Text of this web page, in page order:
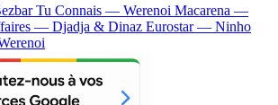
Tu Connais — Werenoi Macarena —
— Djadja & Dinaz Eurostar — Ninho